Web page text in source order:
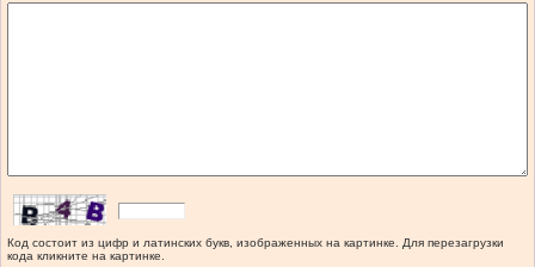
Код состоит из цифр и латинских букв, изображенных на картинке. Для перезагрузки
кода кликните на картинке.